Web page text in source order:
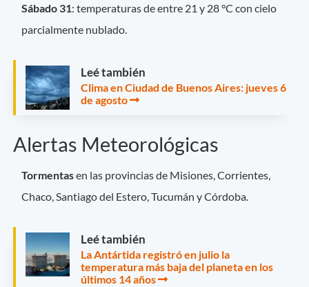
Sábado 31: temperaturas de entre 21 y 28 °C con cielo
parcialmente nublado.
Leé también
Clima en Ciudad de Buenos Aires: jueves 6
de agosto
Alertas Meteorológicas
Tormentasen las provincias de Misiones, Corrientes,
Chaco, Santiago del Estero, Tucumán y Córdoba.
Leé también
La Antártida registró en julio la
temperatura más baja del planeta en los
últimos 14 años